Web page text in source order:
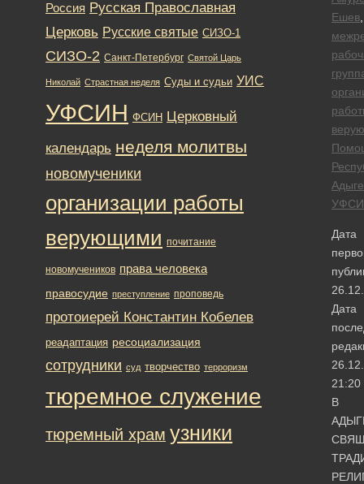
Ешев
Дата
Дата
21:20
В
Россия Русская Православная
Церковь Русские святые СИЗО-1
СИЗО-2 Санкт-Петербург Святой Царь
Николай Страстная неделя Суды и судьи УИС
УФСИН ФСИН Церковный
календарь неделя молитвы
новомученики
организации работы
верующими почитание
новомучеников права человека
правосудие преступление проповедь
протоиерей Константин Кобелев
реадаптация ресоциализация
сотрудники суд творчество терроризм
тюремное служение
тюремный храм узники